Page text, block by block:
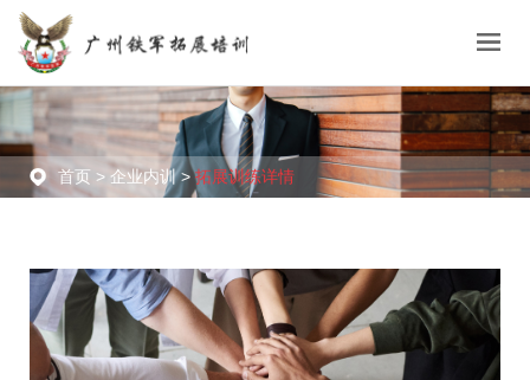
首页 > 企业内训 > 拓展训练详情